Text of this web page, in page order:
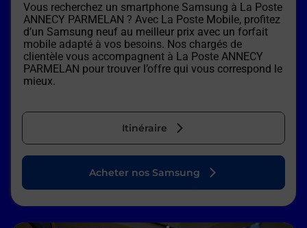
Vous recherchez un smartphone Samsung à La Poste
ANNECY PARMELAN ? Avec La Poste Mobile, profitez
d’un Samsung neuf au meilleur prix avec un forfait
mobile adapté à vos besoins. Nos chargés de
clientèle vous accompagnent à La Poste ANNECY
PARMELAN pour trouver l’offre qui vous correspond le
mieux.
Itinéraire
Acheter nos Samsung